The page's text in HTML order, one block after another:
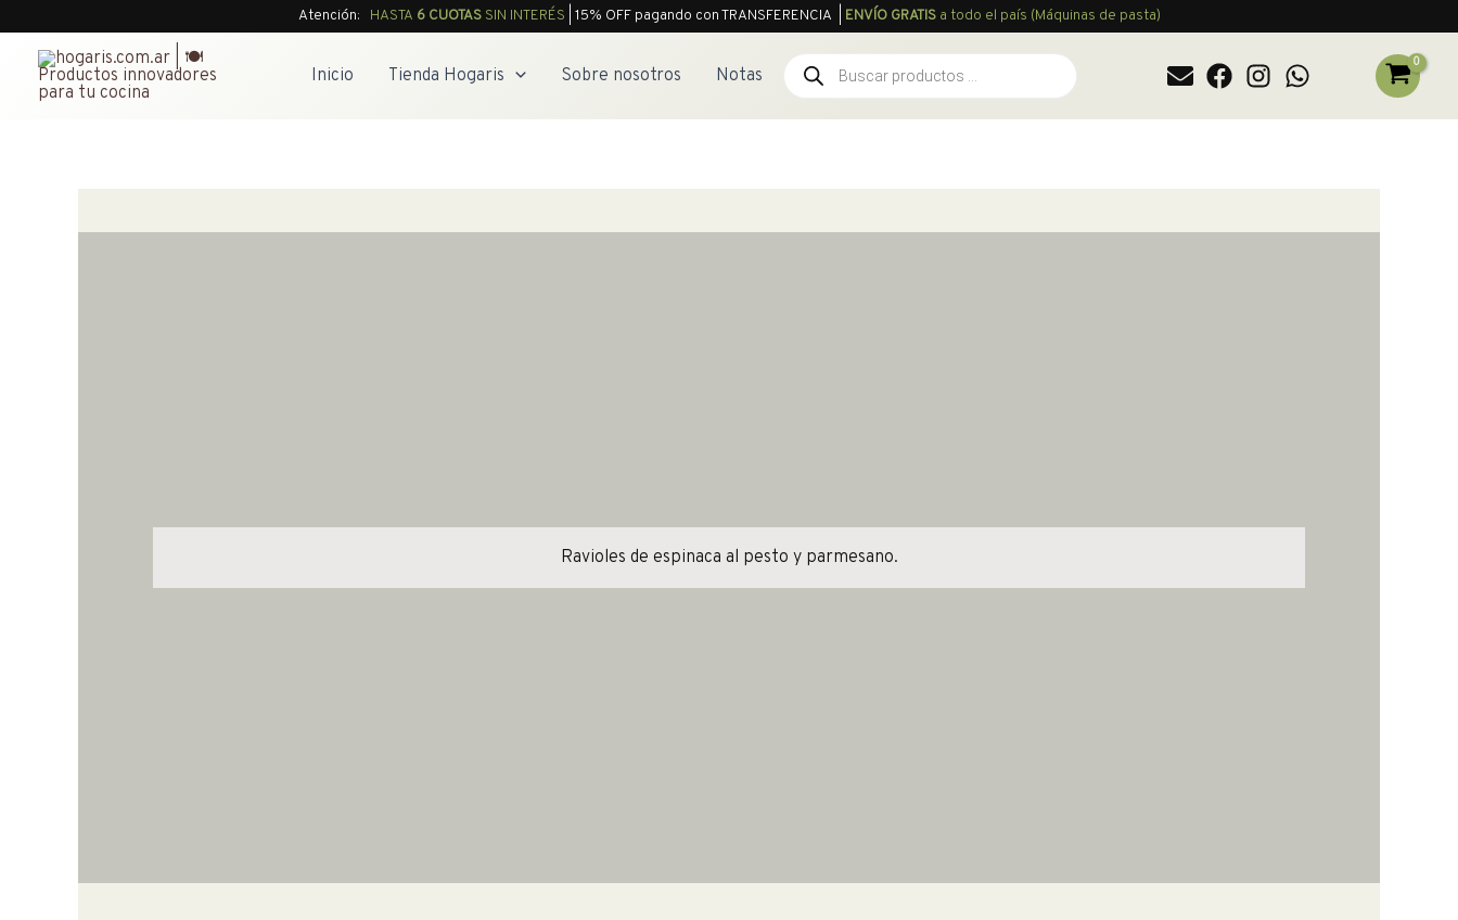
contenido
Atención: HASTA 6 CUOTASSIN INTERÉS | 15% OFF pagando con TRANSFERENCIA | ENVÍO GRATISa todo el país (Máquinas de pasta)
Inicio Tienda Hogaris Sobre nosotros Notas
Búsqueda
de
Ravioles de espinaca al pesto y parmesano.